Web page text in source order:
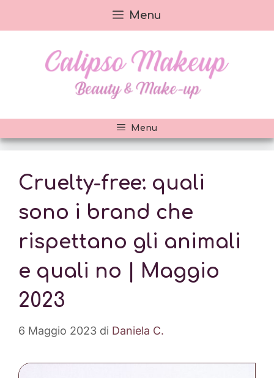
al
Menu
Menu
Cruelty-free: quali
sono i brand che
rispettano gli animali
e quali no | Maggio
2023
6 Maggio 2023 di Daniela C.